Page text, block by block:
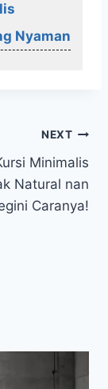
Nyaman
NEXT
Minimalis
Natural nan
Caranya!